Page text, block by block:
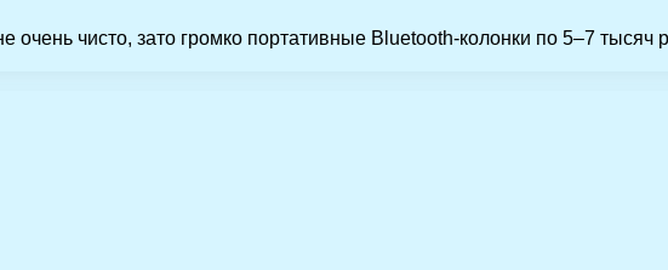
чисто, зато громко портативные Bluetooth-колонки по 5–7 тысяч